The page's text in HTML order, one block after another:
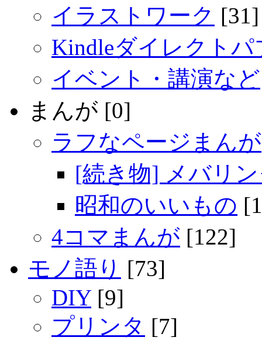
イラストワーク [31]
Kindleダイレクト
イベント・講演など
まんが [0]
ラフなページまんが
[続き物] メバリ
昭和のいいもの
4コマまんが [122]
モノ語り [73]
DIY[9]
プリンタ [7]